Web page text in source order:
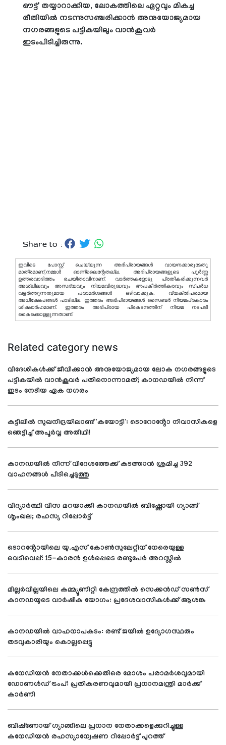
ഔട്ട്' തയ്യാറാക്കിയ, ലോകത്തിലെ ഏറ്റവും മികച്ച
രീതിയിൽ നടന്നുസഞ്ചരിക്കാൻ അനുയോജ്യമായ
നഗരങ്ങളുടെ പട്ടികയിലും വാൻകൂവർ
ഇടംപിടിച്ചിരുന്നു.
Share to :
ഇവിടെ പോസ്റ്റ് ചെയ്യുന്ന അഭിപ്രായങ്ങള്‍ വായനക്കാരുടേതു
മാത്രമാണ്,നമ്മൾ ഓണ്ലൈന്റേതല്ല. അഭിപ്രായങ്ങളുടെ പൂർണ്ണ
ഉത്തരവാദിത്തം രചയിതാവിനാണ്. വാര്‍ത്തകളോടു പ്രതികരിക്കുന്നവര്‍
അശ്ലീലവും അസഭ്യവും നിയമവിരുദ്ധവും അപകീര്‍ത്തികരവും സ്പര്‍ധ
വളര്‍ത്തുന്നതുമായ പരാമര്‍ശങ്ങള്‍ ഒഴിവാക്കുക. വ്യക്തിപരമായ
അധിക്ഷേപങ്ങള്‍ പാടില്ല. ഇത്തരം അഭിപ്രായങ്ങള്‍ സൈബര്‍ നിയമപ്രകാരം
ശിക്ഷാര്‍ഹമാണ്. ഇത്തരം അഭിപ്രായ പ്രകടനത്തിന് നിയമ നടപടി
കൈക്കൊള്ളുന്നതാണ്.
Related category news
വിദേശികൾക്ക് ജീവിക്കാൻ അനുയോജ്യമായ ലോക നഗരങ്ങളുടെ
പട്ടികയിൽ വാൻകൂവർ പതിനൊന്നാമത്; കാനഡയിൽ നിന്ന്
ഇടം നേടിയ ഏക നഗരം
കട്ടിലിൽ സുഖനിദ്രയിലാണ്ട് 'കയോട്ടി': ടൊറോൻ്റോ നിവാസികളെ
ഞെട്ടിച്ച് അപൂർവ്വ അതിഥി!
കാനഡയിൽ നിന്ന് വിദേശത്തേക്ക് കടത്താൻ ശ്രമിച്ച 392
വാഹനങ്ങൾ പിടിച്ചെടുത്തു
വിദ്യാര്‍ത്ഥി വിസ മറയാക്കി കാനഡയില്‍ ബിഷ്ണോയി ഗ്യാങ്ങ്
ശൃംഖല; രഹസ്യ റിപ്പോര്‍ട്ട്
ടൊറൻ്റോയിലെ യു.എസ് കോൺസുലേറ്റിന് നേരെയുള്ള
വെടിവെപ്പ്: 15-കാരൻ ഉൾപ്പെടെ രണ്ടുപേർ അറസ്റ്റിൽ
മില്ലർവില്ലയിലെ കമ്മ്യൂണിറ്റി കേന്ദ്രത്തിൽ സെക്കൻഡ് സൺസ്
കാനഡയുടെ വാർഷിക യോഗം: പ്രദേശവാസികൾക്ക് ആശങ്ക
കാനഡയിൽ വാഹനാപകടം: രണ്ട് ജയിൽ ഉദ്യോഗസ്ഥരും
തടവുകാരിയും കൊല്ലപ്പെട്ടു
കനേഡിയൻ നേതാക്കൾക്കെതിരെ മോശം പരാമർശവുമായി
ഡോണൾഡ് ട്രംപ്: പ്രതികരണവുമായി പ്രധാനമന്ത്രി മാർക്ക്
കാർണി
ബിഷ്‌ണോയ് ഗ്യാങ്ങിലെ പ്രധാന നേതാക്കളെക്കുറിച്ചുള്ള
കനേഡിയൻ രഹസ്യാന്വേഷണ റിപ്പോർട്ട് പുറത്ത്